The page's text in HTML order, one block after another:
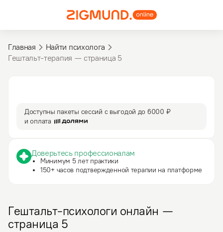
Главная
Найти психолога
Гештальт-терапия — cтраница 5
Доступны пакеты сессий с выгодой до 6000 ₽
и оплата
Доверьтесь профессионалам
Минимум 5 лет практики
150+ часов подтвержденной терапии на платформе
Гештальт-психологи онлайн —
страница 5